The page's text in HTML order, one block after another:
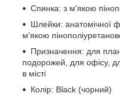
Спинка: з м'якою
Шлейки: анатомічної
м'якою
Призначення: для
подорожей, для офісу,
в місті
Колір: Black (чорний)